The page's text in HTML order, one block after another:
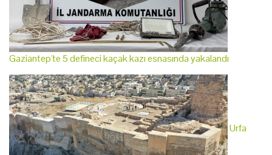
Gaziantep'te 5 defineci kaçak kazı esnasında yakalandı
Urfa